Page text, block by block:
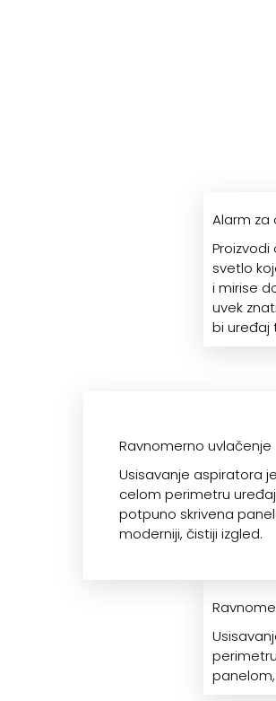
Alarm za
svetlo
i mirise
uvek
bi uređaj
Ravnomerno uvlačenje
Usisavanje aspiratora
celom perimetru
potpuno skrivena
moderniji, čistiji izgled.